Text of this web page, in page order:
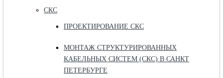
СКС
ПРОЕКТИРОВАНИЕ СКС
МОНТАЖ СТРУКТУРИРОВАННЫХ
КАБЕЛЬНЫХ СИСТЕМ (СКС) В САНКТ
ПЕТЕРБУРГЕ